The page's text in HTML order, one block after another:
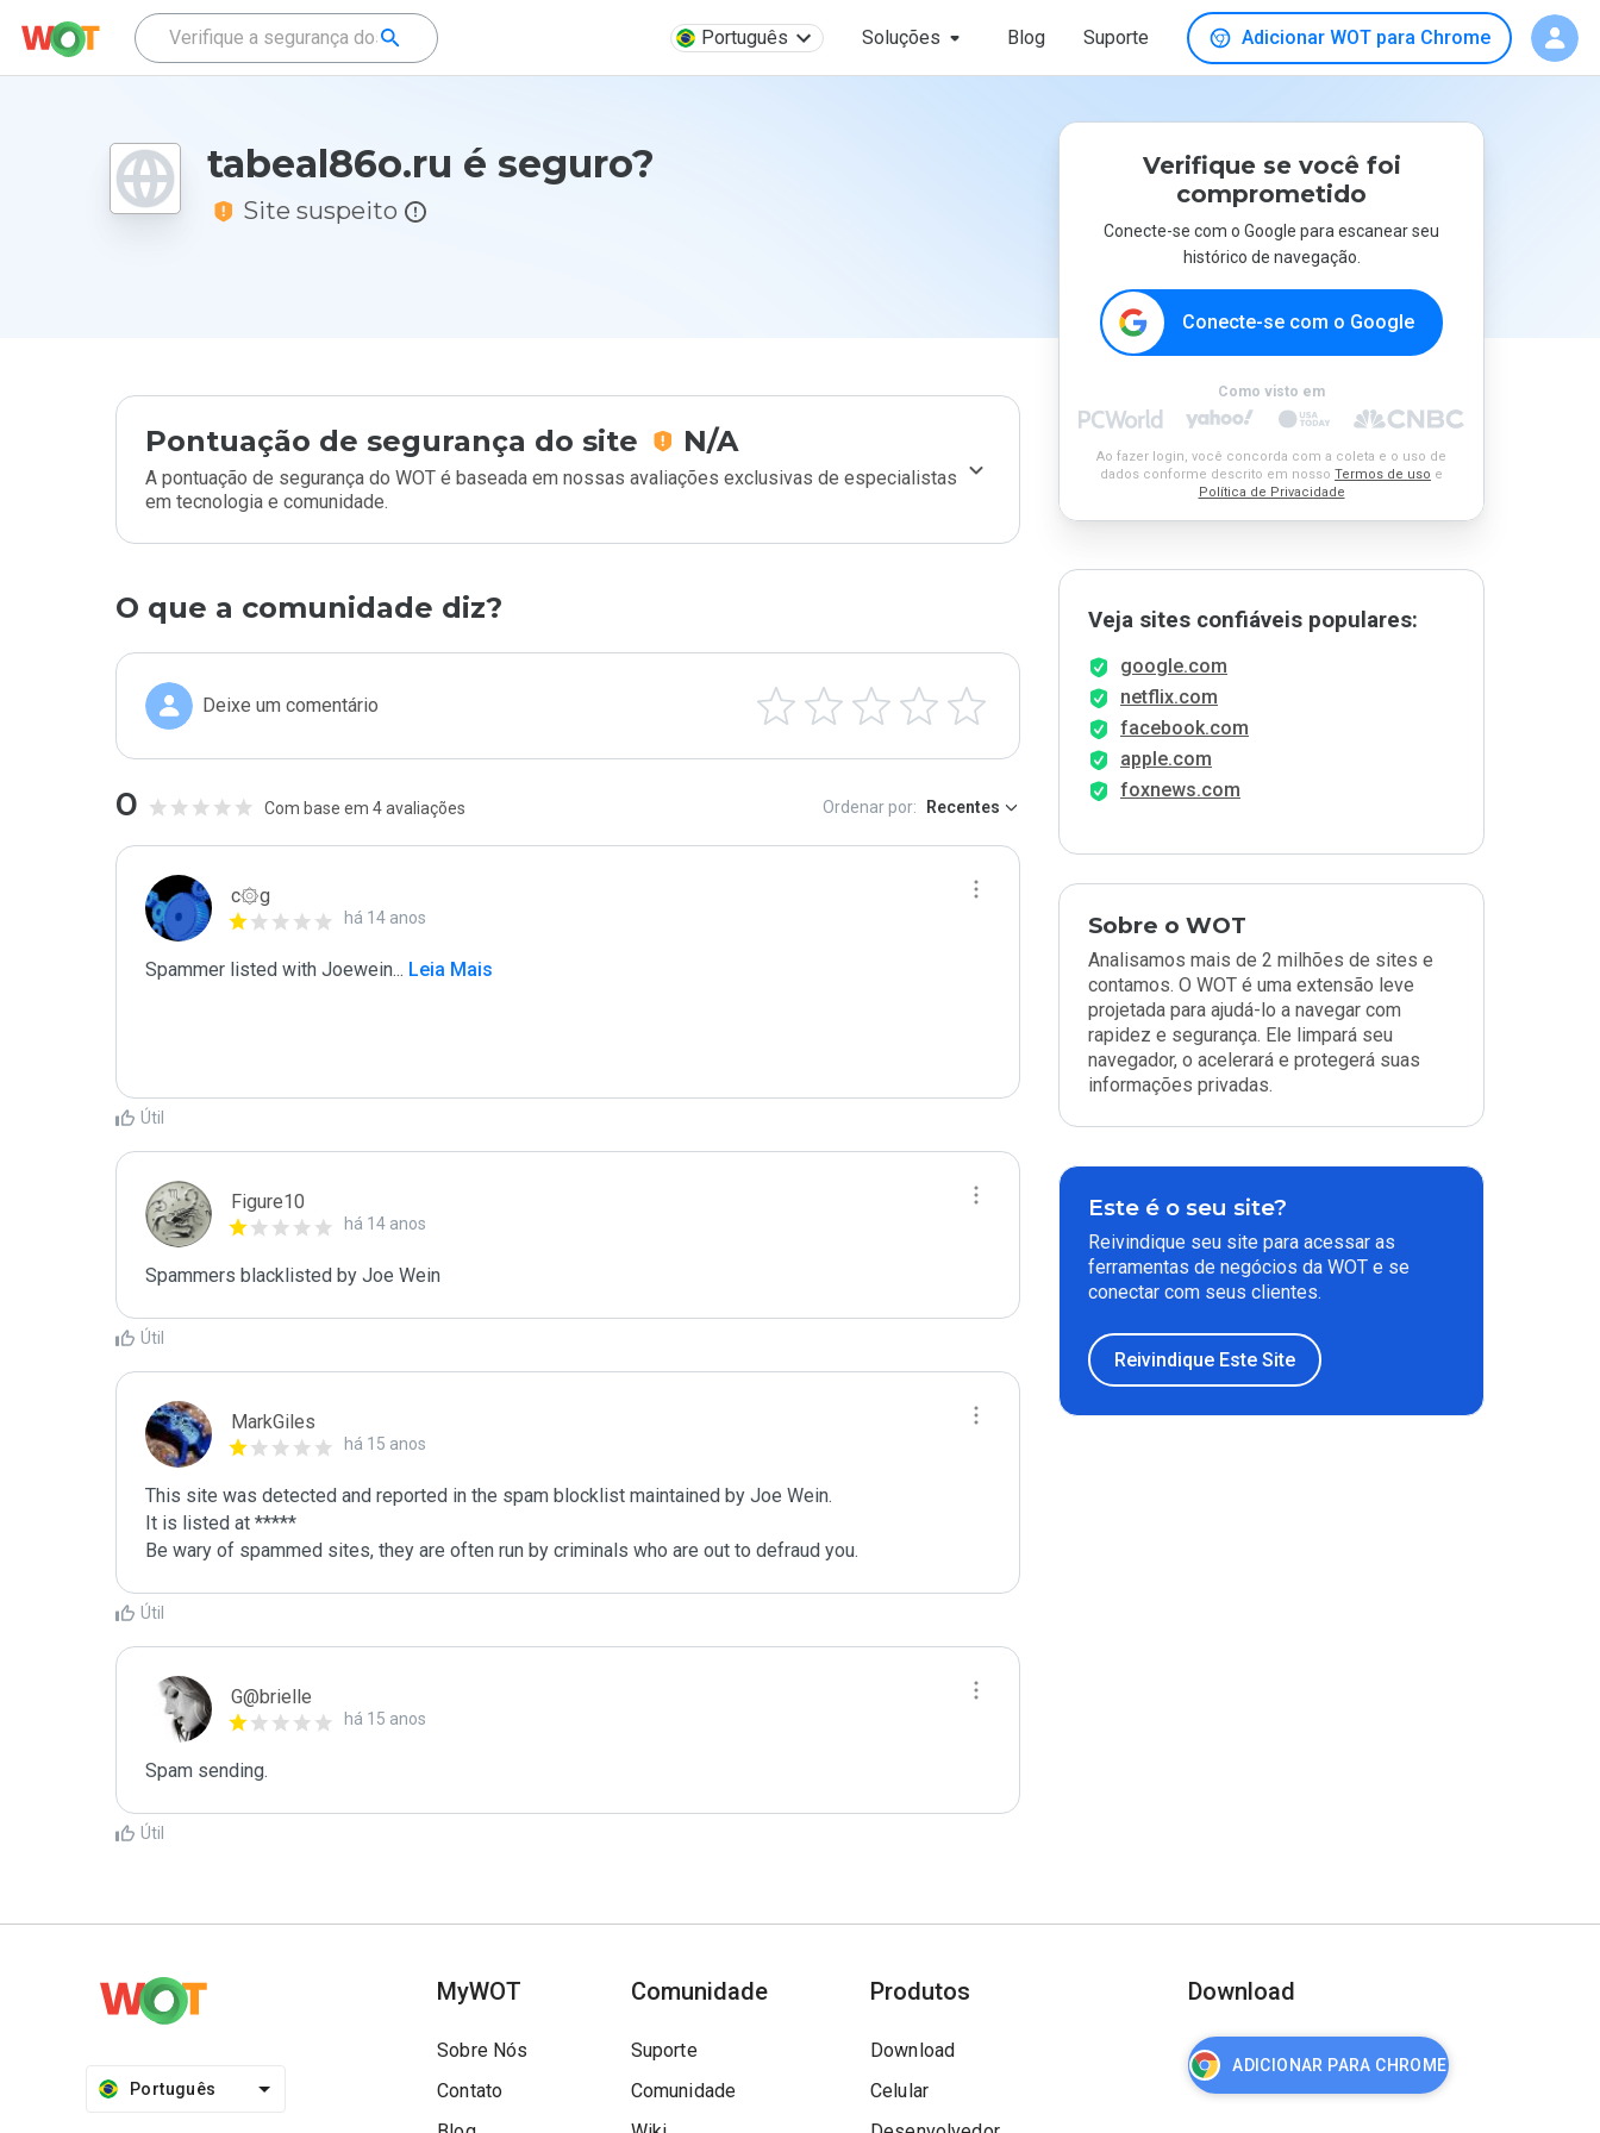
Português Soluções Blog Suporte Adicionar WOT para Chrome
tabeal86o.ru é seguro?
Site suspeito
Pontuação de segurança do site N/A
A pontuação de segurança do WOT é baseada em nossas avaliações exclusivas de especialistas
em tecnologia e comunidade.
O que a comunidade diz?
Deixe um comentário
0 Com base em 4 avaliações Ordenar por: Recentes
c۞g
há 14 anos
Spammer listed with Joewein... Leia Mais
Útil
Figure10
há 14 anos
Spammers blacklisted by Joe Wein
Útil
MarkGiles
há 15 anos
This site was detected and reported in the spam blocklist maintained by Joe Wein.
It is listed at *****
Be wary of spammed sites, they are often run by criminals who are out to defraud you.
Útil
G@brielle
há 15 anos
Spam sending.
Útil
Verifique se você foi
comprometido
Conecte-se com o Google para escanear seu
histórico de navegação.
Conecte-se com o Google
Como visto em
Ao fazer login, você concorda com a coleta e o uso de
dados conforme descrito em nosso Termos de uso e
Política de Privacidade
Veja sites confiáveis populares:
google.com
netflix.com
facebook.com
apple.com
foxnews.com
Sobre o WOT
Analisamos mais de 2 milhões de sites e
contamos. O WOT é uma extensão leve
projetada para ajudá-lo a navegar com
rapidez e segurança. Ele limpará seu
navegador, o acelerará e protegerá suas
informações privadas.
Este é o seu site?
Reivindique seu site para acessar as
ferramentas de negócios da WOT e se
conectar com seus clientes.
Reivindique Este Site
Português
MyWOT
Sobre Nós
Contato
Comunidade
Suporte
Comunidade
Produtos
Download
Celular
Download
ADICIONAR PARA CHROME